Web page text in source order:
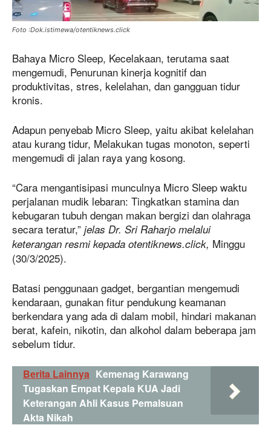
Foto :Dok.istimewa/otentiknews.click
Bahaya Micro Sleep, Kecelakaan, terutama saat
mengemudi, Penurunan kinerja kognitif dan
produktivitas, stres, kelelahan, dan gangguan tidur
kronis.
Adapun penyebab Micro Sleep, yaitu akibat kelelahan
atau kurang tidur, Melakukan tugas monoton, seperti
mengemudi di jalan raya yang kosong.
“Cara mengantisipasi munculnya Micro Sleep waktu
perjalanan mudik lebaran: Tingkatkan stamina dan
kebugaran tubuh dengan makan bergizi dan olahraga
secara teratur,” jelas Dr. Sri Raharjo melalui
keterangan resmi kepada otentiknews.click, Minggu
(30/3/2025).
Batasi penggunaan gadget, bergantian mengemudi
kendaraan, gunakan fitur pendukung keamanan
berkendara yang ada di dalam mobil, hindari makanan
berat, kafein, nikotin, dan alkohol dalam beberapa jam
sebelum tidur.
Berita Lainnya Kemenag Karawang
Tugaskan Empat Kepala KUA Jadi
Keterangan Ahli Kasus Pemalsuan
Akta Nikah